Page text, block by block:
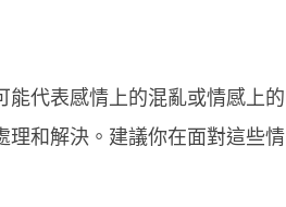
能代表感情上的混亂或情感上的
理和解決。建議你在面對這些情